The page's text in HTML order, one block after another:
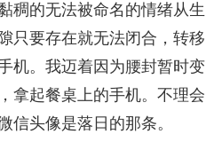
稠的无法被命名的情绪从生
只要存在就无法闭合，转移
机。我迈着因为腰封暂时变
拿起餐桌上的手机。不理会
信头像是落日的那条。